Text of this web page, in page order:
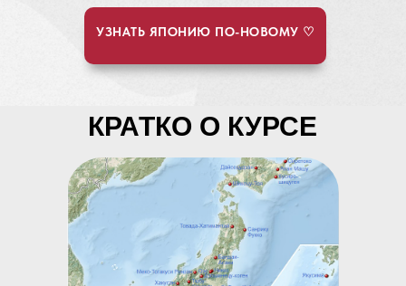
УЗНАТЬ ЯПОНИЮ ПО-НОВОМУ ♡
КРАТКО О КУРСЕ